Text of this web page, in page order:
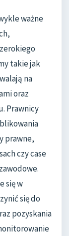
ważne
takie jak
na
oraz
Prawnicy
prawne,
czy case
się w
się do
pozyskania